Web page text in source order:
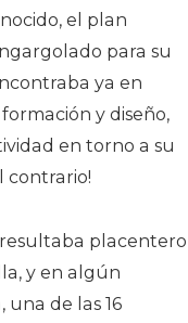
el plan
para su
ya en
y diseño,
en torno a su
contrario!
placentero
y en algún
de las 16